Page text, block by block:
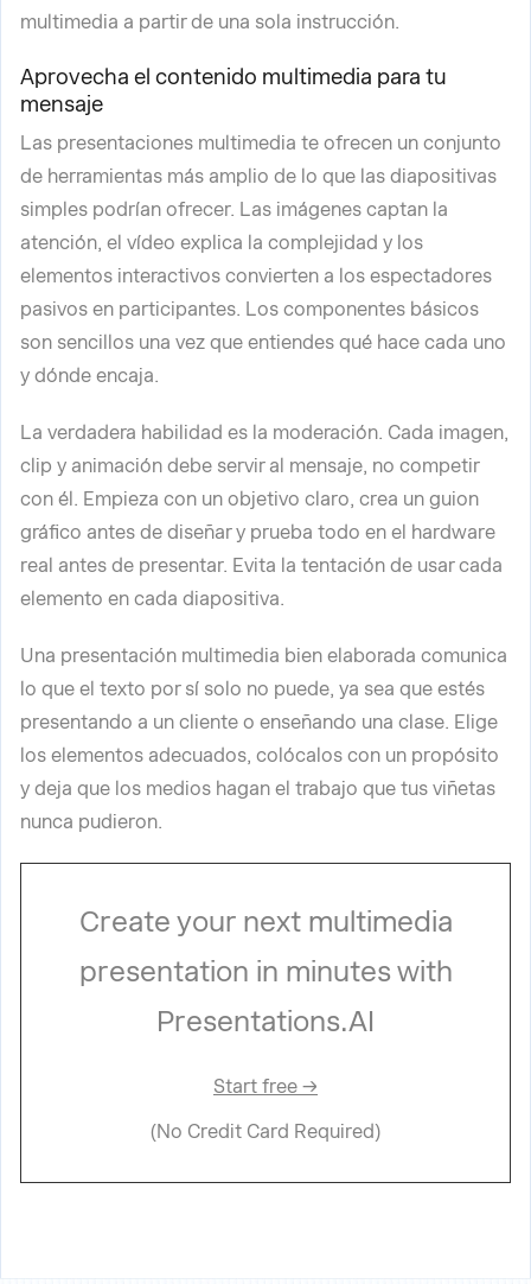
multimedia a partir de una sola instrucción.
Aprovecha el contenido multimedia para tu
mensaje
Las presentaciones multimedia te ofrecen un conjunto
de herramientas más amplio de lo que las diapositivas
simples podrían ofrecer. Las imágenes captan la
atención, el vídeo explica la complejidad y los
elementos interactivos convierten a los espectadores
pasivos en participantes. Los componentes básicos
son sencillos una vez que entiendes qué hace cada uno
y dónde encaja.
La verdadera habilidad es la moderación. Cada imagen,
clip y animación debe servir al mensaje, no competir
con él. Empieza con un objetivo claro, crea un guion
gráfico antes de diseñar y prueba todo en el hardware
real antes de presentar. Evita la tentación de usar cada
elemento en cada diapositiva.
Una presentación multimedia bien elaborada comunica
lo que el texto por sí solo no puede, ya sea que estés
presentando a un cliente o enseñando una clase. Elige
los elementos adecuados, colócalos con un propósito
y deja que los medios hagan el trabajo que tus viñetas
nunca pudieron.
Create your next multimedia
presentation in minutes with
Presentations.AI
Start free →
(No Credit Card Required)